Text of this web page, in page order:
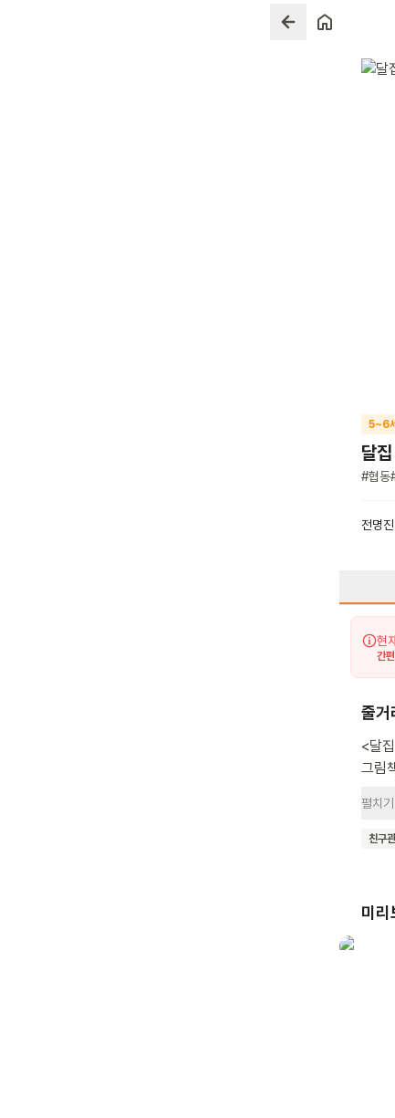
5~6세
달집
#협동
전명진
현
간
줄거
<달
그림책이에요. 토끼가 달집태우
딱새
도
펼치기
친구
미리